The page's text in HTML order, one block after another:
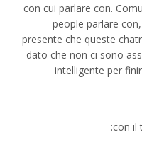
con cui parlare con.
people parlare
presente che queste
dato che non ci sono
intelligente per
con il